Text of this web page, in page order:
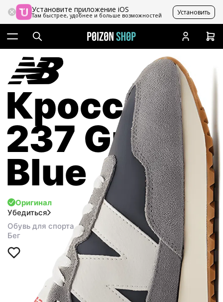
Установите приложение iOS
Там быстрее, удобнее и больше возможностей Установить
Кроссовки
237 Grey
Blue
Оригинал
Убедиться
Обувь для спорта
Бег